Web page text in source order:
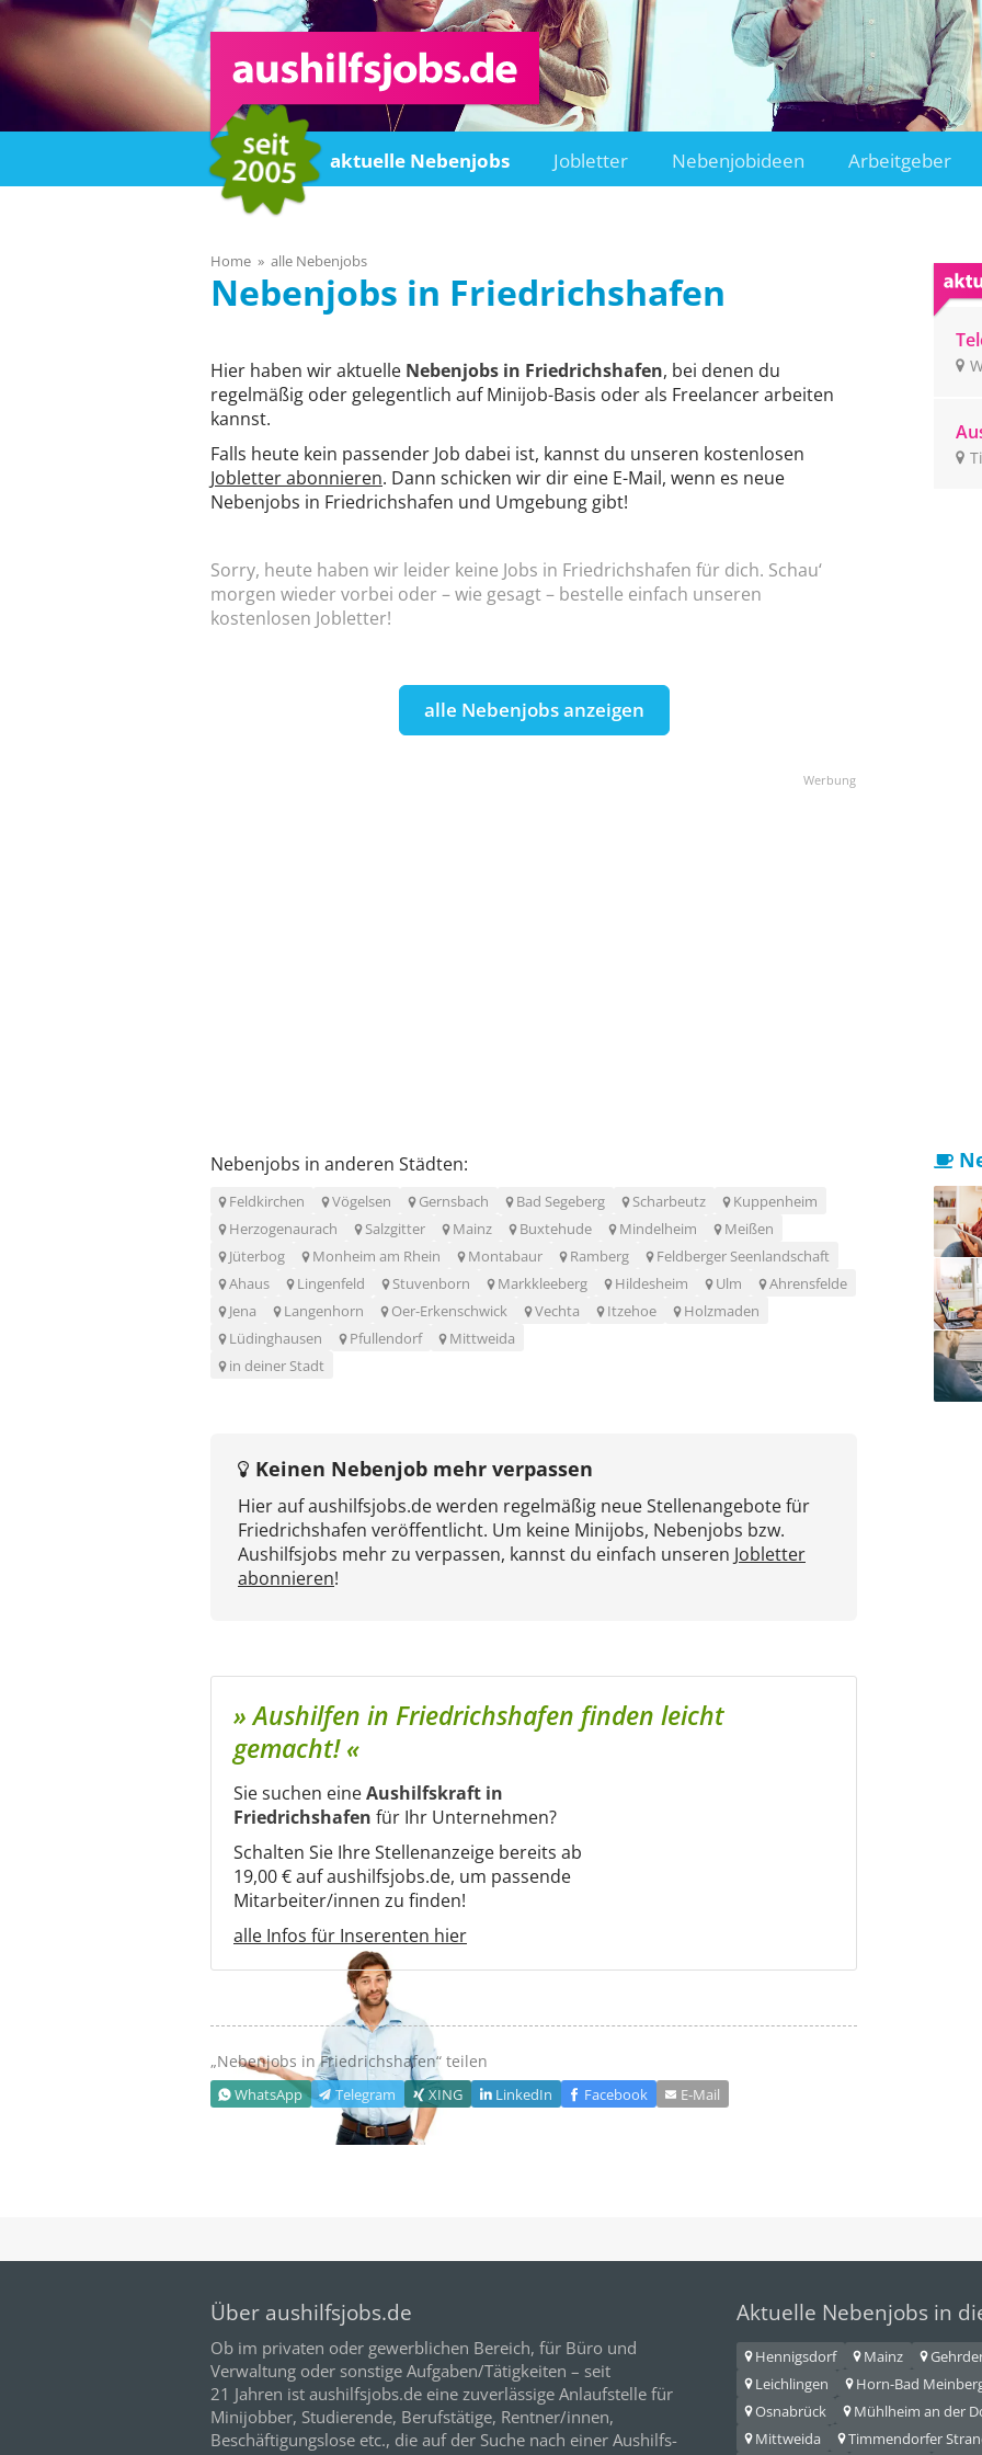
Home aktuelle Nebenjobs Jobletter Nebenjobideen Arbeitgeber
Home alle Nebenjobs
Friedrichshafen
Hier haben wir aktuelle Nebenjobs in Friedrichshafen, bei denen du
regelmäßig oder gelegentlich auf Minijob-Basis oder als Freelancer arbeiten
kannst.
Falls heute kein passender Job dabei ist, kannst du unseren kostenlosen
Jobletter abonnieren. Dann schicken wir dir eine E-Mail, wenn es neue
Nebenjobs in Friedrichshafen und Umgebung gibt!
Sorry, heute haben wir leider keine Jobs in Friedrichshafen für dich. Schau‘
morgen wieder vorbei oder – wie gesagt – bestelle einfach unseren
kostenlosen Jobletter!
alle Nebenjobs anzeigen
Nebenjobs in anderen Städten:
Feldkirchen Vögelsen Gernsbach Bad Segeberg Scharbeutz
Kuppenheim
Herzogenaurach
Salzgitter Mainz Buxtehude Mindelheim
Meißen
Jüterbog
Monheim am Rhein Montabaur Ramberg
Feldberger Seenlandschaft
Ahaus
Lingenfeld Stuvenborn Markkleeberg Hildesheim Ulm
Ahrensfelde
Jena
Langenhorn Oer-Erkenschwick Vechta Itzehoe
Holzmaden
Lüdinghausen
Pfullendorf
Mittweida
in deiner Stadt
Keinen Nebenjob mehr verpassen
Hier auf aushilfsjobs.de werden regelmäßig neue Stellenangebote für
Friedrichshafen veröffentlicht. Um keine Minijobs, Nebenjobs bzw.
Aushilfsjobs mehr zu verpassen, kannst du einfach unseren Jobletter
abonnieren!
» Aushilfen in Friedrichshafen finden leicht
gemacht! «
Sie suchen eineAushilfskraft in
Friedrichshafen für Ihr Unternehmen?
Schalten Sie Ihre Stellenanzeige bereits ab
19,00 € auf aushilfsjobs.de, um passende
Mitarbeiter/innen zu finden!
alle Infos für Inserenten hier
„Nebenjobs inFriedrichshafen“ teilen
WhatsApp Telegram XING LinkedIn Facebook E‑Mail
Über aushilfsjobs.de
Ob im privaten oder gewerblichen Bereich, für Büro und
Verwaltung oder sonstige Aufgaben/Tätigkeiten – seit
21 Jahren ist aushilfsjobs.de eine zuverlässige Anlaufstelle für
Minijobber, Studierende, Berufstätige, Rentner/innen,
Beschäftigungslose etc., die auf der Suche nach einer Aushilfs-
Aktuelle Nebenjobs in
Hennigsdorf Mainz
Leichlingen
Horn-Bad
Osnabrück
Mühlheim an der
Mittweida
Timmendorfer